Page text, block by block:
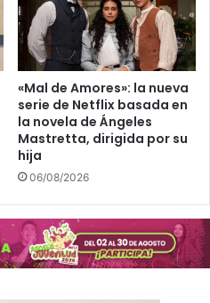
«Mal de Amores»: la nueva
serie de Netflix basada en
la novela de Ángeles
Mastretta, dirigida por su
hija
06/08/2026